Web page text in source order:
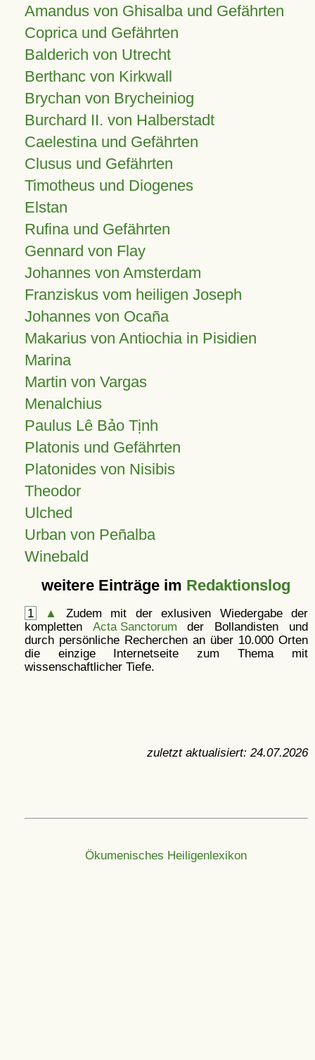
Amandus von Ghisalba und Gefährten
Coprica und Gefährten
Balderich von Utrecht
Berthanc von Kirkwall
Brychan von Brycheiniog
Burchard II. von Halberstadt
Caelestina und Gefährten
Clusus und Gefährten
Timotheus und Diogenes
Elstan
Rufina und Gefährten
Gennard von Flay
Johannes von Amsterdam
Franziskus vom heiligen Joseph
Johannes von Ocaña
Makarius von Antiochia in Pisidien
Marina
Martin von Vargas
Menalchius
Paulus Lê Bảo Tịnh
Platonis und Gefährten
Platonides von Nisibis
Theodor
Ulched
Urban von Peñalba
Winebald
weitere Einträge im Redaktionslog
1 ▲
Zudem mit der exlusiven Wiedergabe der
kompletten Acta Sanctorum der Bollandisten und
durch persönliche Recherchen an über 10.000 Orten
die einzige Internetseite zum Thema mit
wissenschaftlicher Tiefe.
zuletzt aktualisiert: 24.07.2026
Ökumenisches Heiligenlexikon